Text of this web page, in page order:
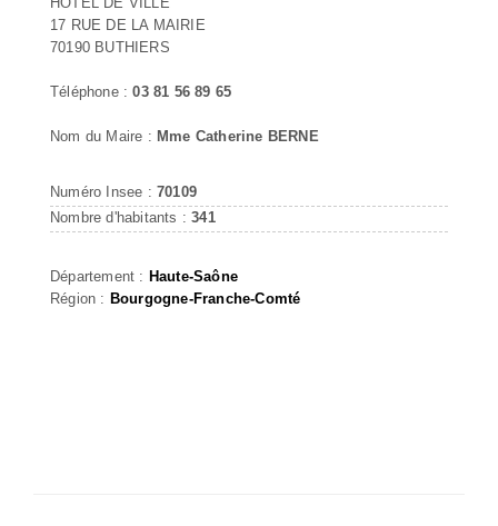
17 RUE DE LA MAIRIE
70190 BUTHIERS
Téléphone :03 81 56 89 65
Nom du Maire : Mme Catherine BERNE
Numéro Insee : 70109
Nombre d'habitants :341
Département : Haute-Saône
Région : Bourgogne-Franche-Comté